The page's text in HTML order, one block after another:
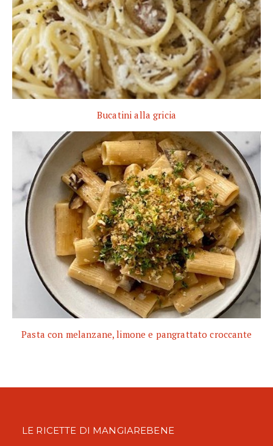
Bucatini alla gricia
Pasta con melanzane, limone e pangrattato croccante
LE RICETTE DI MANGIAREBENE